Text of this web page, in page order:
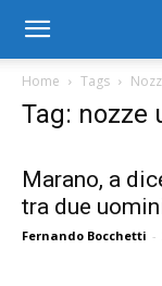
Home Tags
Tag: nozze
Marano, a
tra due
Fernando Bocchetti -